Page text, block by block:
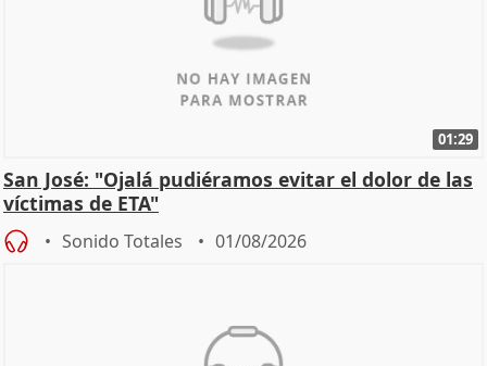
01:29
San José: "Ojalá pudiéramos evitar el dolor de las
víctimas de ETA"
Sonido Totales 01/08/2026